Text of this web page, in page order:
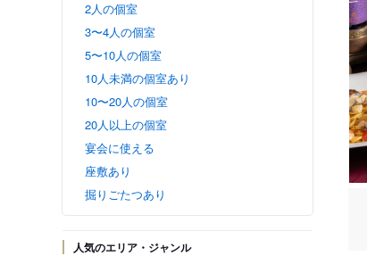
2人の個室
3〜4人の個室
5〜10人の個室
10人未満の個室あり
10〜20人の個室
20人以上の個室
宴会に使える
座敷あり
掘りごたつあり
人気のエリア・ジャンル